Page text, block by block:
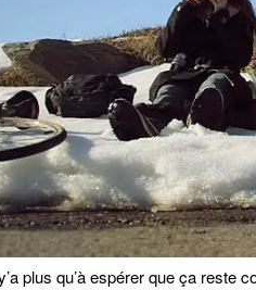
plus qu’à espérer que ça